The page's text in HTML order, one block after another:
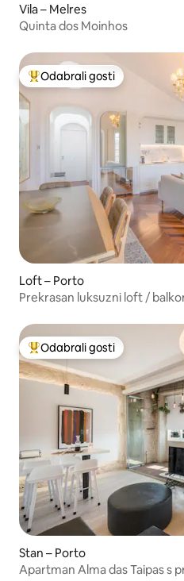
Vila – Melres
Quinta dos Moinhos
Među najviše rangiranima s
Odabrali gosti
Loft – Porto
Prekrasan luksuzni loft /
Među najviše rangiranima s
Odabrali gosti
Stan – Porto
Apartman Alma das Taipas s